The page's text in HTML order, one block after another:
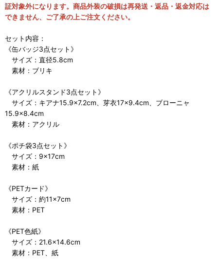
証対象外になります。商品外装の破損は再発送・返品・返金対応は
できません、ご了承の上ご注文ください。
セット内容：
《缶バッジ3点セット》
サイズ：直径5.8cm
素材：ブリキ
《アクリルスタンド3点セット》
サイズ：キアナ15.9×7.2cm、芽衣17×9.4cm、ブローニャ
15.9×8.4cm
素材：アクリル
《ポチ袋3点セット》
サイズ：9×17cm
素材：紙
《PETカード》
サイズ：約11×7cm
素材：PET
《PET色紙》
サイズ：21.6×14.6cm
素材：PET、紙